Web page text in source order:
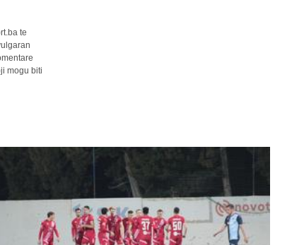
te
mogu biti